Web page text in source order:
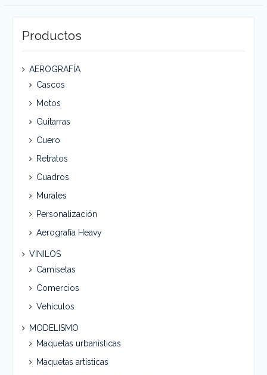
Productos
AEROGRAFÍA
Cascos
Motos
Guitarras
Cuero
Retratos
Cuadros
Murales
Personalización
Aerografía Heavy
VINILOS
Camisetas
Comercios
Vehículos
MODELISMO
Maquetas urbanísticas
Maquetas artísticas